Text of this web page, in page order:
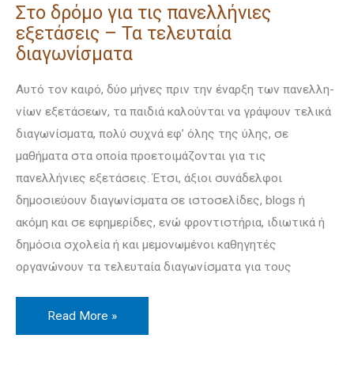
Στο δρόμο για τις πανελλήνιες
εξετάσεις – Τα τελευταία
διαγωνίσματα
Αυτό τον καιρό, δύο μήνες πριν την έναρξη των πανελ­λη­
νίων εξετάσεων, τα παιδιά καλούνται να γράψουν τελικά
διαγωνίσματα, πολύ συχνά εφ’ όλης της ύλης, σε
μαθήματα στα οποία προ­ετοιμάζονται για τις
πανελλήνιες εξετάσεις. Έτσι, άξιοι συνά­δελφοι
δημοσιεύουν διαγωνίσματα σε ιστοσελίδες, blogs ή
ακόμη και σε εφη­μερίδες, ενώ φροντιστήρια, ιδιωτικά ή
δημόσια σχολεία ή και μεμονωμένοι καθηγητές
οργανώνουν τα τελευταία διαγωνίσματα για τους
Read More »